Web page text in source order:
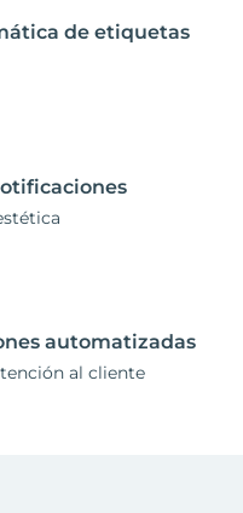
de etiquetas
automatizadas
al cliente